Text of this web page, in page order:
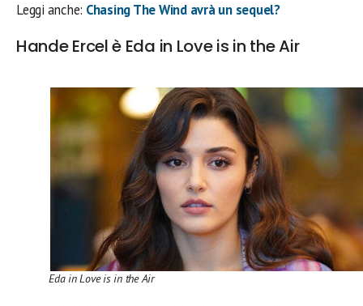
Leggi anche: Chasing The Wind avrà un sequel?
Hande Ercel è Eda in Love is in the Air
Eda in Love is in the Air